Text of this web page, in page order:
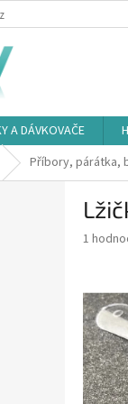
A DÁVKOVAČE
Příbory, párátka,
je
5,0
z
5
1